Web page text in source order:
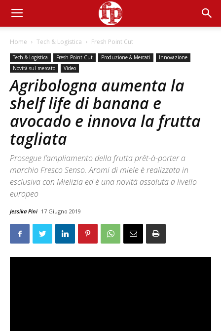
Home Tech & Logistica Fresh Point Cut
Tech & Logistica Fresh Point Cut Produzione & Mercati
Innovazione
Novità sul mercato
Video
Agribologna aumenta la
shelf life di banana e
avocado e innova la frutta
tagliata
Prosegue l’ampliamento della frutta prêt-à-porter a
marchio Fresco Senso. Aromi di miele è realizzata in
esclusiva con Mielizia ed è una novità assoluta a livello
europeo
Jessika Pini 17 Giugno 2019